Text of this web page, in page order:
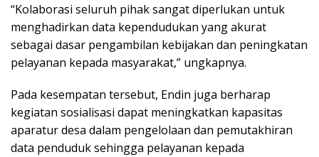
“Kolaborasi seluruh pihak sangat diperlukan untuk
menghadirkan data kependudukan yang akurat
sebagai dasar pengambilan kebijakan dan peningkatan
pelayanan kepada masyarakat,” ungkapnya.
Pada kesempatan tersebut, Endin juga berharap
kegiatan sosialisasi dapat meningkatkan kapasitas
aparatur desa dalam pengelolaan dan pemutakhiran
data penduduk sehingga pelayanan kepada